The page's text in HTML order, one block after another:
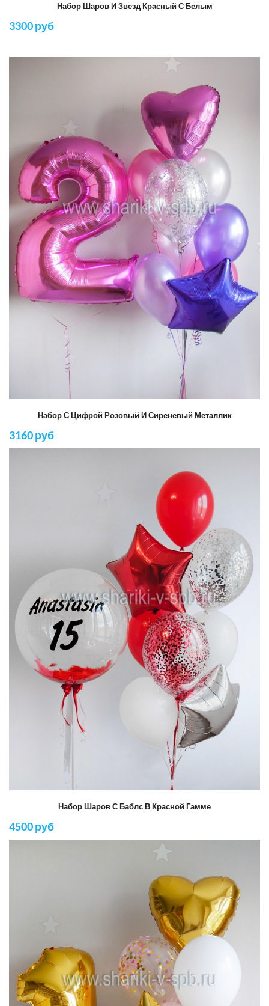
Набор Шаров И Звезд Красный С Белым
3300 руб
Набор С Цифрой Розовый И Сиреневый Металлик
3160 руб
Набор Шаров С Баблс В Красной Гамме
4500 руб